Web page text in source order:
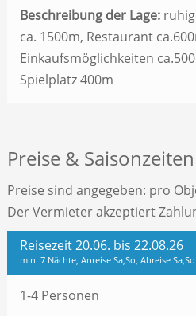
Beschreibung der Lage:
ca. 1500m, Restaurant
Einkaufsmöglichkeiten
Spielplatz 400m
Preise & Saisonzeiten
Preise sind angegeben: pro
Der Vermieter akzeptiert
Reisezeit 20.06. bis 22.08.26
min. 7 Nächte, Anreise Sa,So, Abreise Sa,So
1-4 Personen